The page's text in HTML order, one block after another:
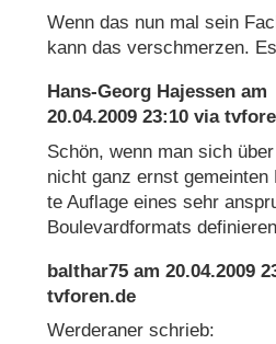
Wenn das nun mal sein
kann das verschmerzen.
Hans-Georg Hajessen am
20.04.2009 23:10 via
Schön, wenn man sich
nicht ganz ernst
te Auflage eines sehr
Boulevardformats
balthar75 am20.04.2009
tvforen.de
Werderaner schrieb: